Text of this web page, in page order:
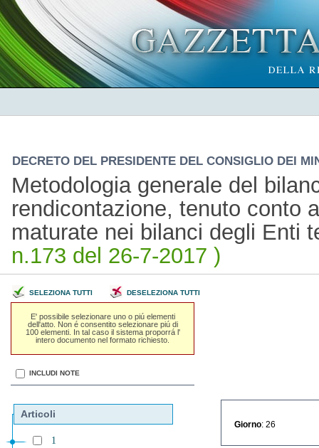
DECRETO DEL PRESIDENTE DEL CONSIGLIO DEI
Metodologia generale del
rendicontazione, tenuto conto
maturate nei bilanci degli Enti
n.173 del 26-7-2017 )
SELEZIONA TUTTI DESELEZIONA TUTTI
E' possibile selezionare uno o piú elementi
dell'atto. Non é consentito selezionare piú di
100 elementi. In tal caso il sistema proporrá l'
intero documento nel formato richiesto.
INCLUDI NOTE
Articoli
1
Giorno : 26